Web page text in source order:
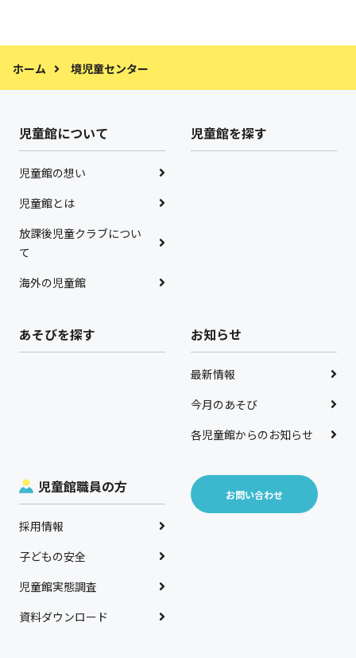
ホーム 境児童センター
児童館について
児童館の想い
児童館とは
放課後児童クラブについ
て
海外の児童館
児童館を探す
あそびを探す お知らせ
最新情報
今月のあそび
各児童館からのお知らせ
児童館職員の方
採用情報
子どもの安全
児童館実態調査
資料ダウンロード
お問い合わせ